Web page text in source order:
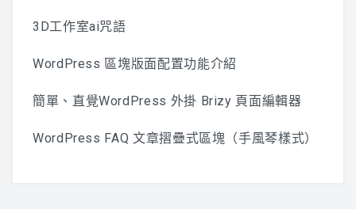
3D工作室ai咒語
WordPress 區塊版面配置功能介紹
簡單、直覺WordPress 外掛 Brizy 頁面編輯器
WordPress FAQ 文章摺疊式區塊（手風琴樣式）